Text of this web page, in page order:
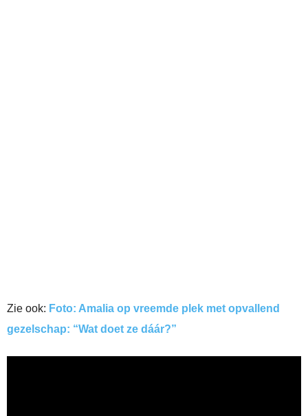
Zie ook: Foto: Amalia op vreemde plek met opvallend
gezelschap: “Wat doet ze dáár?”